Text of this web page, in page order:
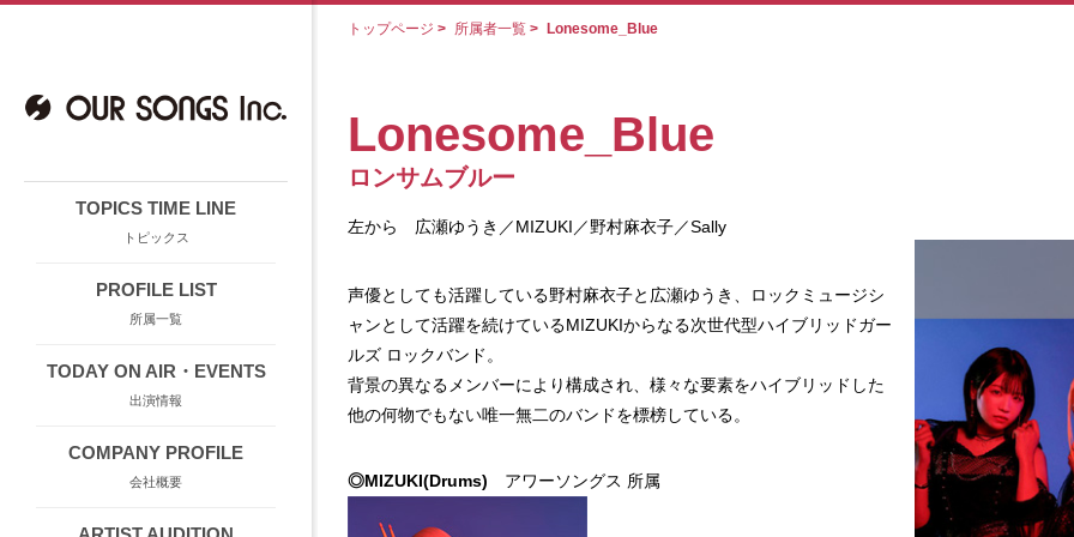
TOPICS TIME LINE
トピックス
PROFILE LIST
所属一覧
TODAY ON AIR・EVENTS
出演情報
COMPANY PROFILE
会社概要
トップページ > 所属者一覧 > Lonesome_Blue
Lonesome_Blue
ロンサムブルー
左から 広瀬ゆうき／MIZUKI／野村麻衣子／Sally
声優としても活躍している野村麻衣子と広瀬ゆうき、ロックミュージシ
ャンとして活躍を続けているMIZUKIからなる次世代型ハイブリッドガー
ルズ ロックバンド。
背景の異なるメンバーにより構成され、様々な要素をハイブリッドした
他の何物でもない唯一無二のバンドを標榜している。
◎MIZUKI(Drums) アワーソングス 所属